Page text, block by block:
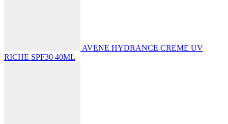
AVENE HYDRANCE CREME UV
RICHE SPF30 40ML